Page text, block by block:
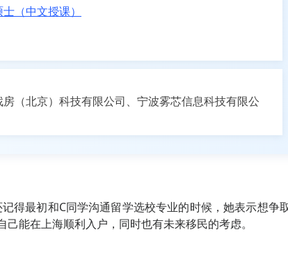
（中文授课）
（北京）科技有限公司、宁波雾芯信息科技有限公
得最初和C同学沟通留学选校专业的时候，她表示想争
能在上海顺利入户，同时也有未来移民的考虑。